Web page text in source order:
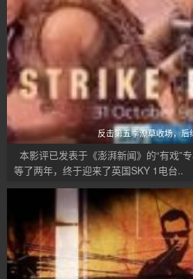
反击第五季潦草收场，后
本影评已发表于《澎湃新闻》的“有戏”
等了两年，终于迎来了英国SKY 1电台..